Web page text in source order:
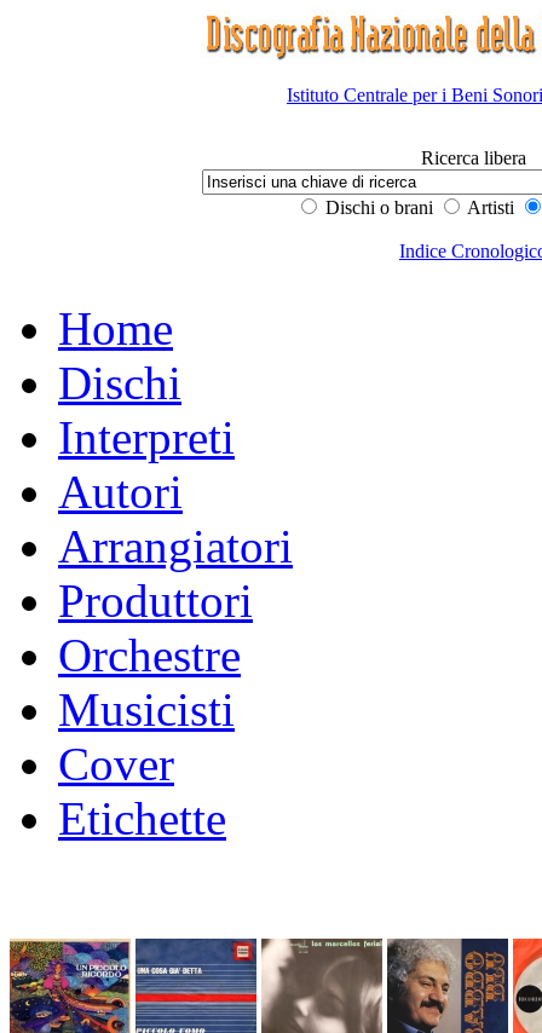
Istituto Centrale per i Beni
Ricerca libera
Dischi o brani Artisti
Indice
Home
Dischi
Interpreti
Autori
Arrangiatori
Produttori
Orchestre
Musicisti
Cover
Etichette